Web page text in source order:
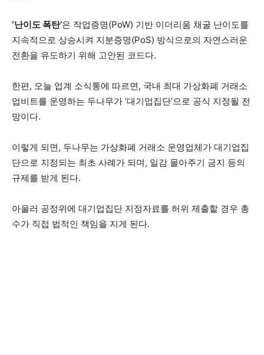
‘난이도 폭탄’은 작업증명(PoW) 기반 이더리움 채굴 난이도를
지속적으로 상승시켜 지분증명(PoS) 방식으로의 자연스러운
전환을 유도하기 위해 고안된 코드다.
한편, 오늘 업계 소식통에 따르면, 국내 최대 가상화폐 거래소
업비트를 운영하는 두나무가 ‘대기업집단’으로 공식 지정될 전
망이다.
이렇게 되면, 두나무는 가상화폐 거래소 운영업체가 대기업집
단으로 지정되는 최초 사례가 되며, 일감 몰아주기 금지 등의
규제를 받게 된다.
아울러 공정위에 대기업집단 지정자료를 허위 제출할 경우 총
수가 직접 법적인 책임을 지게 된다.